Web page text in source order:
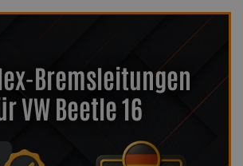
Bremsleitungen
VW Beetle 16